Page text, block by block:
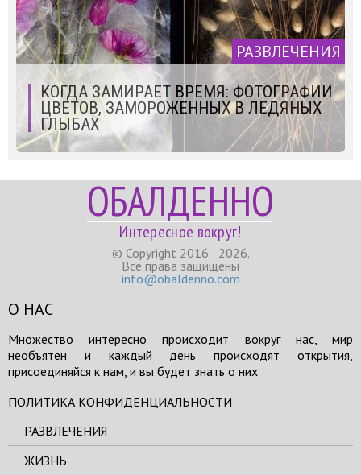
РАЗВЛЕЧЕНИЯ
КОГДА ЗАМИРАЕТ ВРЕМЯ: ФОТОГРАФИИ
ЦВЕТОВ, ЗАМОРОЖЕННЫХ В ЛЕДЯНЫХ
ГЛЫБАХ
ОБАЛДЕННО
Интересное вокруг!
© Copyright 2016 - 2026.
Все права защищены
info@obaldenno.com
О НАС
Множество интересно происходит вокруг нас, мир
необъятен и каждый день происходят открытия,
присоединяйся к нам, и вы будет знать о них
ПОЛИТИКА КОНФИДЕНЦИАЛЬНОСТИ
РАЗВЛЕЧЕНИЯ
ЖИЗНЬ